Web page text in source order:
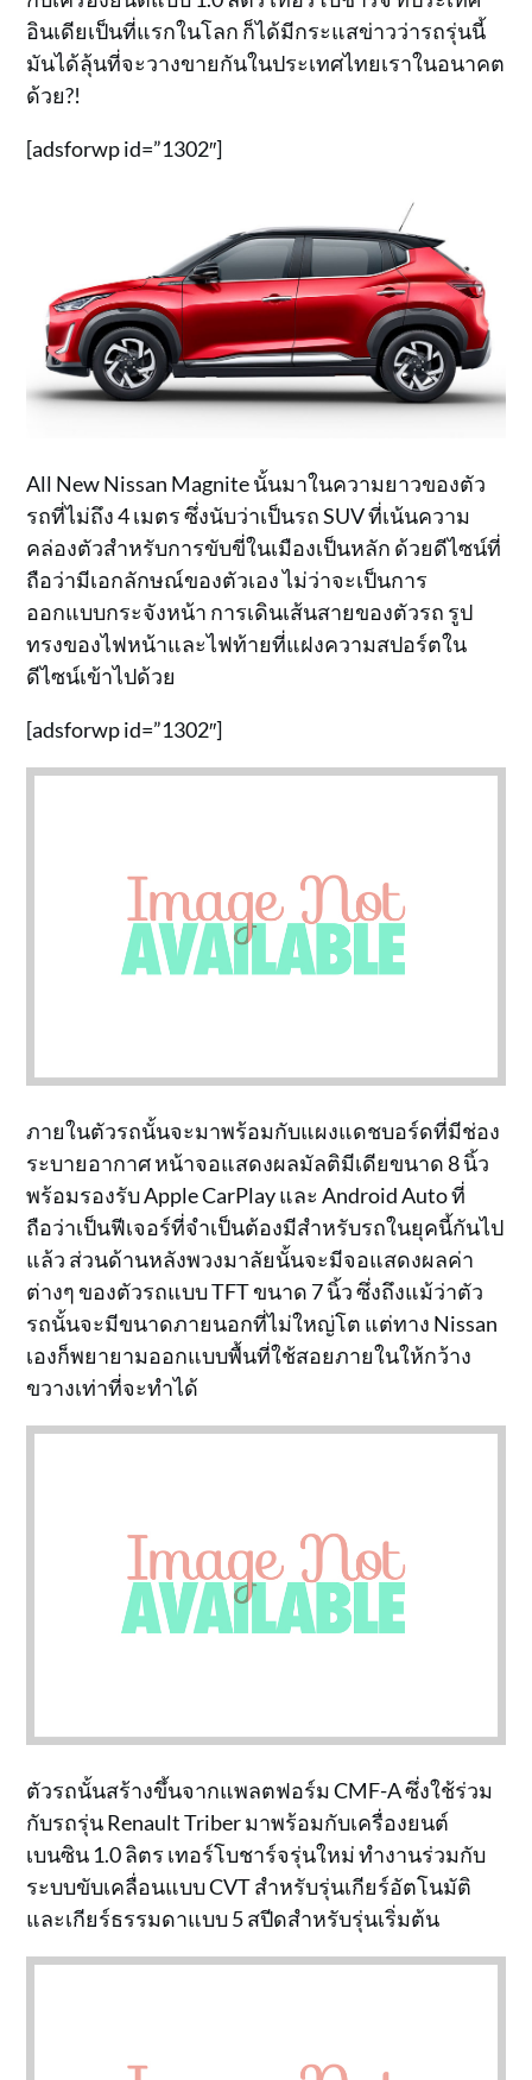
อินเดียเป็นที่แรกในโลก ก็ได้มีกระแสข่าวว่ารถรุ่นนี้
มันได้ลุ้นที่จะวางขายกันในประเทศไทยเราในอนาคต
ด้วย?!
[adsforwp id=”1302″]
All New Nissan Magnite นั้นมาในความยาวของตัว
รถที่ไม่ถึง 4 เมตร ซึ่งนับว่าเป็นรถ SUV ที่เน้นความ
คล่องตัวสำหรับการขับขี่ในเมืองเป็นหลัก ด้วยดีไซน์ที่
ถือว่ามีเอกลักษณ์ของตัวเอง ไม่ว่าจะเป็นการ
ออกแบบกระจังหน้า การเดินเส้นสายของตัวรถ รูป
ทรงของไฟหน้าและไฟท้ายที่แฝงความสปอร์ตใน
ดีไซน์เข้าไปด้วย
[adsforwp id=”1302″]
ภายในตัวรถนั้นจะมาพร้อมกับแผงแดชบอร์ดที่มีช่อง
ระบายอากาศ หน้าจอแสดงผลมัลติมีเดียขนาด 8 นิ้ว
พร้อมรองรับ Apple CarPlay และ Android Auto ที่
ถือว่าเป็นฟีเจอร์ที่จำเป็นต้องมีสำหรับรถในยุคนี้กันไป
แล้ว ส่วนด้านหลังพวงมาลัยนั้นจะมีจอแสดงผลค่า
ต่างๆ ของตัวรถแบบ TFT ขนาด 7 นิ้ว ซึ่งถึงแม้ว่าตัว
รถนั้นจะมีขนาดภายนอกที่ไม่ใหญ่โต แต่ทาง Nissan
เองก็พยายามออกแบบพื้นที่ใช้สอยภายในให้กว้าง
ขวางเท่าที่จะทำได้
ตัวรถนั้นสร้างขึ้นจากแพลตฟอร์ม CMF-A ซึ่งใช้ร่วม
กับรถรุ่น Renault Triber มาพร้อมกับเครื่องยนต์
เบนซิน 1.0 ลิตร เทอร์โบชาร์จรุ่นใหม่ ทำงานร่วมกับ
ระบบขับเคลื่อนแบบ CVT สำหรับรุ่นเกียร์อัตโนมัติ
และเกียร์ธรรมดาแบบ 5 สปีดสำหรับรุ่นเริ่มต้น